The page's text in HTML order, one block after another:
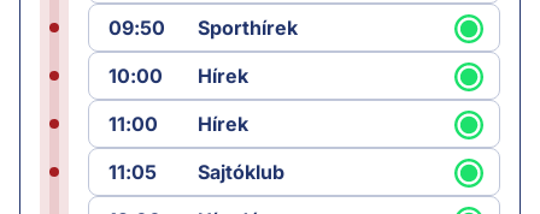
09:50
Sporthírek
10:00
Hírek
11:00
Hírek
11:05
Sajtóklub